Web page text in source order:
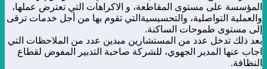
المؤسسة على مستوى المقاطعة، و الاكراهات التي تعترض عملها،
والعملية التواصلية، والتحسيسيةالتي تقوم بها من أجل خدمات ترقى
إلى مستوى طموحات الساكنة.
بعد ذلك تدخل عدد من المستشارين مبدين عدد من الملاحظات التي
اجاب عنها المدير الجهوي، للشركة صاحبة التدبير المفوض لقطاع
النظافة.